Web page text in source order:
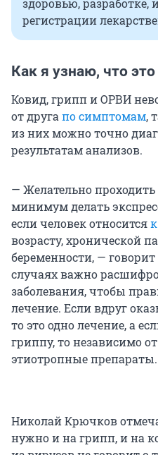
здоровью, разработке,
регистрации
Как я узнаю, что
Ковид, грипп и ОРВИ
от другапо симптомам,
из них можно точно
результатам анализов.
— Желательно проходить
минимум делать
если человек относится
возрасту, хронической
беременности, —
случаях важно
заболевания, чтобы
лечение. Если вдруг
то это одно лечение, а
гриппу, то независимо
этиотропные препараты.
Николай Крючков
нужно и на грипп, и на